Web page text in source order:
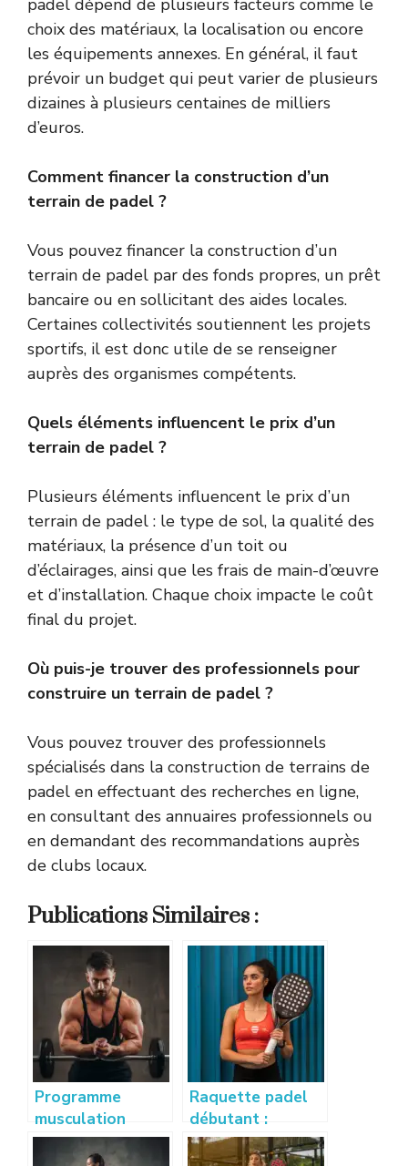
padel dépend de plusieurs facteurs comme le
choix des matériaux, la localisation ou encore
les équipements annexes. En général, il faut
prévoir un budget qui peut varier de plusieurs
dizaines à plusieurs centaines de milliers
d’euros.
Comment financer la construction d’un
terrain de padel ?
Vous pouvez financer la construction d’un
terrain de padel par des fonds propres, un prêt
bancaire ou en sollicitant des aides locales.
Certaines collectivités soutiennent les projets
sportifs, il est donc utile de se renseigner
auprès des organismes compétents.
Quels éléments influencent le prix d’un
terrain de padel ?
Plusieurs éléments influencent le prix d’un
terrain de padel : le type de sol, la qualité des
matériaux, la présence d’un toit ou
d’éclairages, ainsi que les frais de main-d’œuvre
et d’installation. Chaque choix impacte le coût
final du projet.
Où puis-je trouver des professionnels pour
construire un terrain de padel ?
Vous pouvez trouver des professionnels
spécialisés dans la construction de terrains de
padel en effectuant des recherches en ligne,
en consultant des annuaires professionnels ou
en demandant des recommandations auprès
de clubs locaux.
Publications Similaires :
Programme
musculation
débutant : guide
Raquette padel
débutant :
comment bien